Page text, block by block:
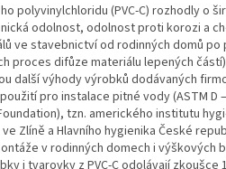
polyvinylchloridu (PVC-C) rozhodly o
odolnost, odolnost proti korozi a
ve stavebnictví od rodinných domů
proces difůze materiálu lepených
výhody výrobků dodávaných
pro instalace pitné vody (ASTM D –
tzn. amerického institutu
a Hlavního hygienika České
v rodinných domech i výškových
i tvarovky z PVC-C odolávají zkoušce